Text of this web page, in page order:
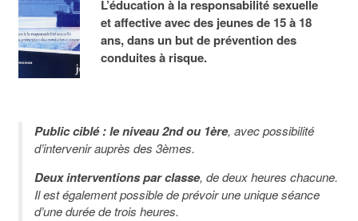
L’éducation à la responsabilité sexuelle
et affective avec des jeunes de 15 à 18
ans, dans un but de prévention des
conduites à risque.
Public ciblé : le niveau 2nd ou 1ère, avec possibilité
d’intervenir auprès des 3èmes.
Deux interventions par classe, de deux heures chacune.
Il est également possible de prévoir une unique séance
d’une durée de trois heures.